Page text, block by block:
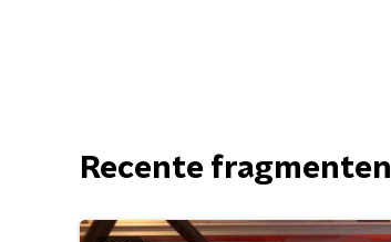
Recente fragmenten